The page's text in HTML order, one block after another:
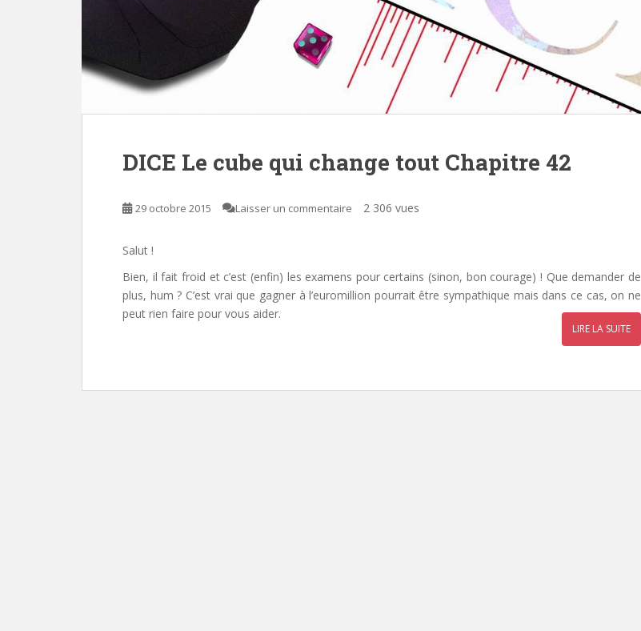
DICE Le cube qui change tout Chapitre 42
29 octobre 2015 Laisser un commentaire 2 306 vues
Salut !
Bien, il fait froid et c’est (enfin) les examens pour certains (sinon, bon courage) ! Que demander de
plus, hum ? C’est vrai que gagner à l’euromillion pourrait être sympathique mais dans ce cas, on ne
peut rien faire pour vous aider.
LIRE LA SUITE